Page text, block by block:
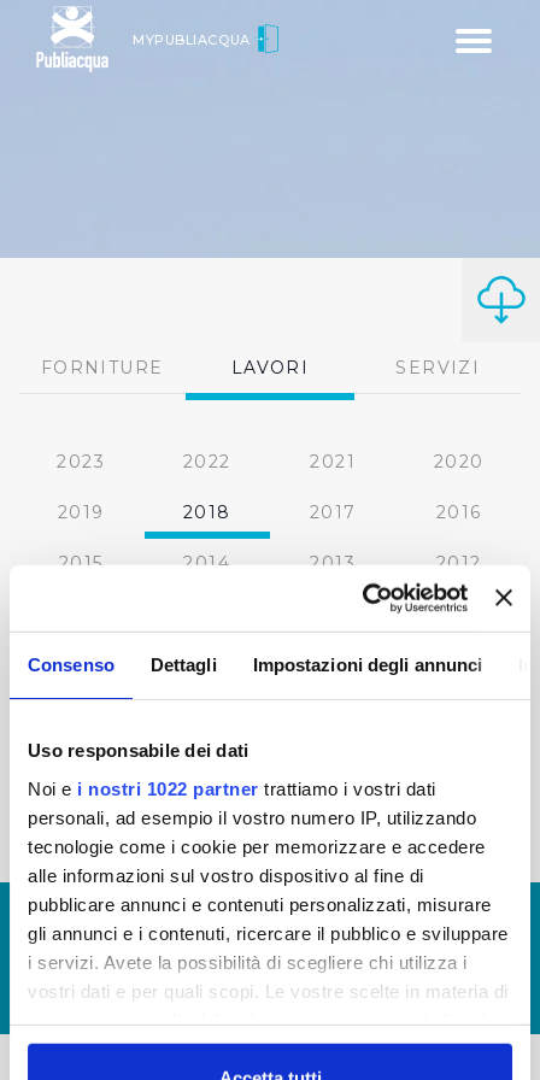
Consenso Dettagli Impostazioni degli annunci
Uso responsabile dei dati
Noi e i nostri 1022 partner trattiamo i vostri dati
personali, ad esempio il vostro numero IP, utilizzando
tecnologie come i cookie per memorizzare e accedere
alle informazioni sul vostro dispositivo al fine di
pubblicare annunci e contenuti personalizzati, misurare
gli annunci e i contenuti, ricercare il pubblico e sviluppare
i servizi. Avete la possibilità di scegliere chi utilizza i
vostri dati e per quali scopi. Le vostre scelte in materia di
in cui avete effettuato le vostre scelte. È possibile
Toggle
MYPUBLIACQUA
FORNITURE LAVORI SERVIZI
2023 2022 2021 2020
2019 2018 2017 2016
2015 2014 2013 2012
2008
2007 2006 2005
« prima ‹ precedente 1 2 3
6
7 8
© Copyright 2017 - 2026
GLOSSARIO
GIUDICA IL SERVIZIO
LAVORA CON NOI